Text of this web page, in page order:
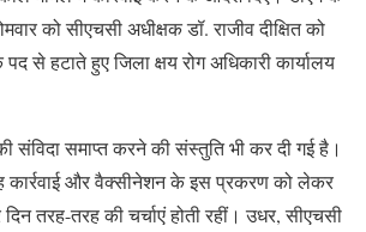
को सीएचसी अधीक्षक डॉ. राजीव दीक्षित को
से हटाते हुए जिला क्षय रोग अधिकारी कार्यालय
संविदा समाप्त करने की संस्तुति भी कर दी गई है।
कार्रवाई और वैक्सीनेशन के इस प्रकरण को लेकर
तरह-तरह की चर्चाएं होती रहीं। उधर, सीएचसी